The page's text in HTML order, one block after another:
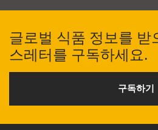
글로벌 식품 정보를 받
스레터를 구독하세요.
구독하기